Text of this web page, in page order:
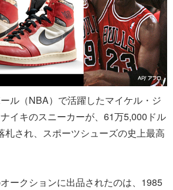
ル（NBA）で活躍したマイケル・ジ
イキのスニーカーが、61万5,000ドル
札され、スポーツシューズの史上最高
ークションに出品されたのは、1985